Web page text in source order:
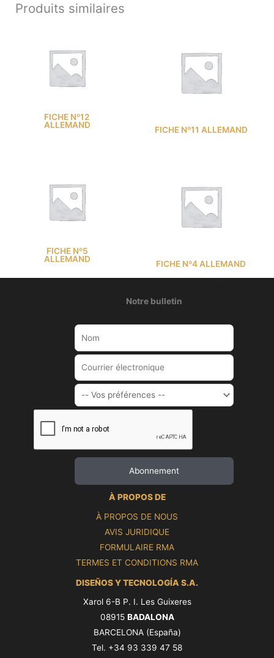
Produits similaires
FICHE Nº12
ALLEMAND
FICHE Nº11 ALLEMAND
FICHE Nº5
ALLEMAND
FICHE Nº4 ALLEMAND
Notre bulletin
À PROPOS DE
À PROPOS DE NOUS
AVIS JURIDIQUE
FORMULAIRE RMA
TERMES ET CONDITIONS RMA
DISEÑOS Y TECNOLOGÍA S.A.
Xarol 6-B P. I. Les Guixeres
08915 BADALONA
BARCELONA (España)
Tel. +34 93 339 47 58